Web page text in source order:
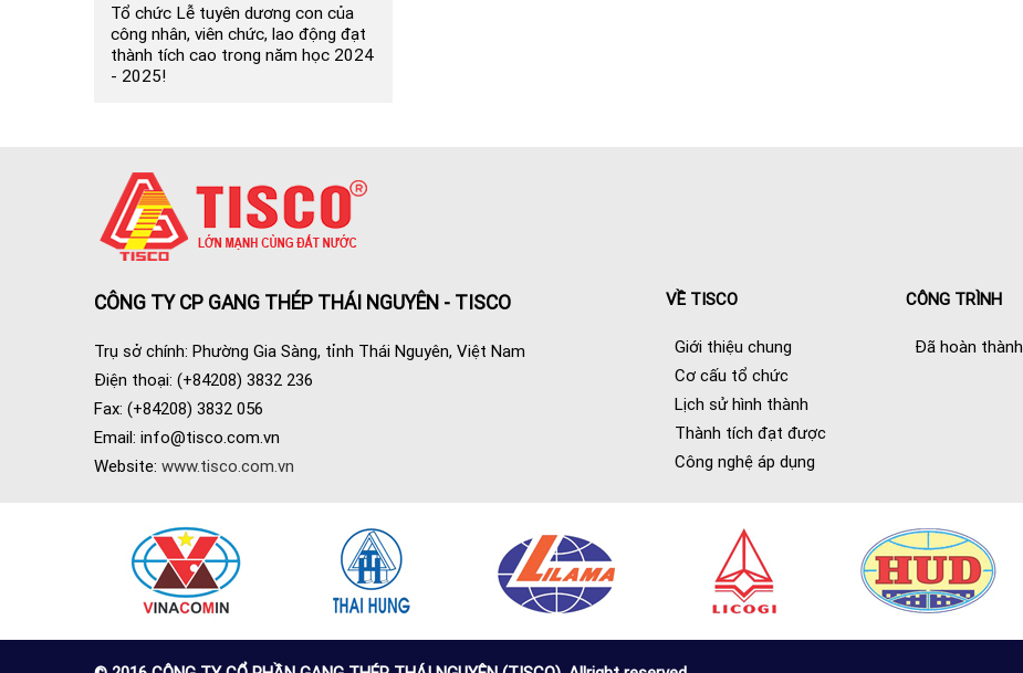
Tổ chức Lễ tuyên dương con của
công nhân, viên chức, lao động đạt
thành tích cao trong năm học 2024
- 2025!
CÔNG TY CP GANG THÉP THÁI NGUYÊN - TISCO
Trụ sở chính: Phường Gia Sàng, tỉnh Thái Nguyên, Việt Nam
Điện thoại: (+84208) 3832 236
Fax: (+84208) 3832 056
Email: info@tisco.com.vn
Website: www.tisco.com.vn
VỀ TISCO
Giới thiệu chung
Cơ cấu tổ chức
Lịch sử hình thành
Thành tích đạt được
Công nghệ áp dụng
CÔNG TRÌNH
Đã hoàn thành